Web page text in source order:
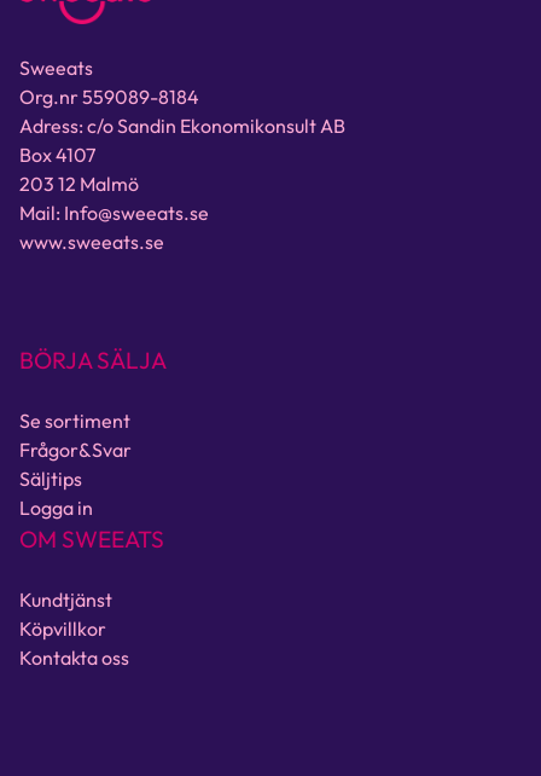
Sweeats
Org.nr 559089-8184
Adress: c/o Sandin Ekonomikonsult AB
Box 4107
203 12 Malmö
Mail: Info@sweeats.se
www.sweeats.se
BÖRJA SÄLJA
Se sortiment
Frågor&Svar
Säljtips
Logga in
OM SWEEATS
Kundtjänst
Köpvillkor
Kontakta oss